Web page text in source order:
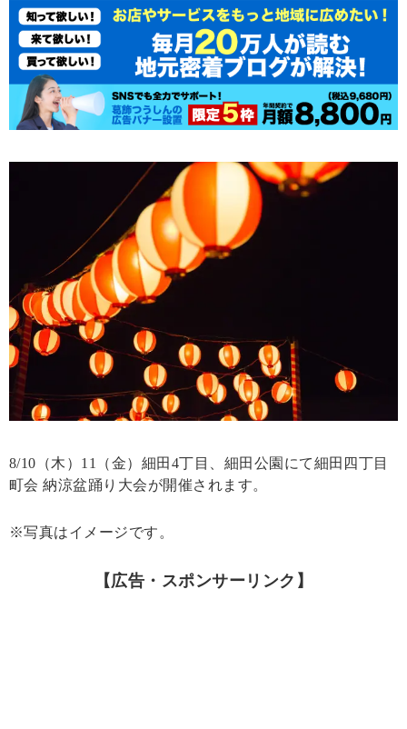
8/10（木）11（金）細田4丁目、細田公園にて細田四丁目
町会 納涼盆踊り大会が開催されます。
※写真はイメージです。
【広告・スポンサーリンク】